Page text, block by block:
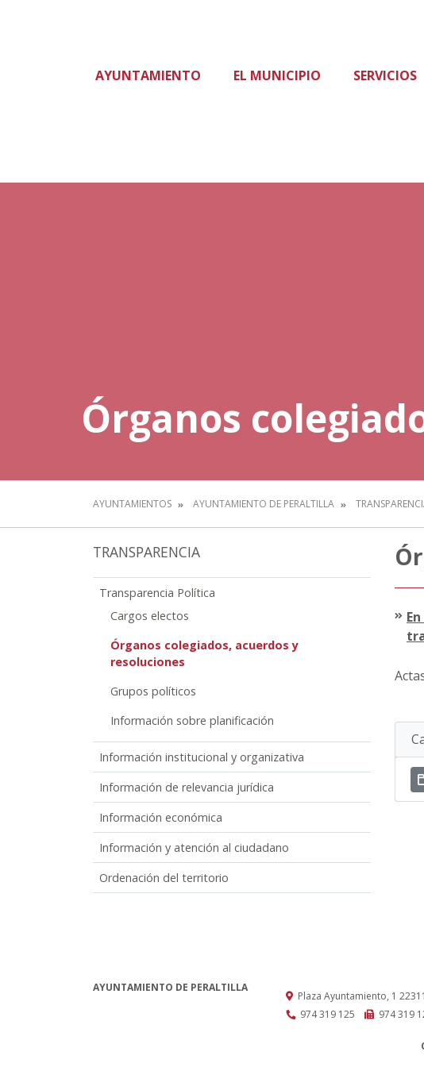
AYUNTAMIENTO EL MUNICIPIO SERVICIOS
Órganos
AYUNTAMIENTOS AYUNTAMIENTO DE PERALTILLA
TRANSPARENCIA
Transparencia Política
Cargos electos
Órganos colegiados, acuerdos y
resoluciones
Grupos políticos
Información sobre planificación
Información institucional y organizativa
Información de relevancia jurídica
Información económica
Información y atención al ciudadano
Ordenación del territorio
AYUNTAMIENTO DE PERALTILLA
Plaza Ayuntamiento, 1 22311
974 319 125
974 319